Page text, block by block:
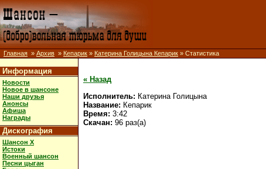
Главная » Архив » Кепарик » Катерина Голицына Кепарик » Статистика
Информация
Новости
Новое в шансоне
Наши друзья
Анонсы
Афиша
Награды
Дискография
Шансон X
Истоки
Военный шансон
Песни цыган
« Назад
Исполнитель: Катерина Голицына
Название: Кепарик
Время: 3:42
Скачан: 96 раз(а)